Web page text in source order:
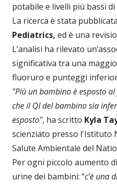
potabile e livelli più bassi
La ricerca è stata
Pediatrics, ed è una
L’analisi ha rilevato
significativa tra una
fluoruro e punteggi
"Più un bambino è esposto
che il QI del bambino sia
esposto", ha scritto Kyla
scienziato presso l'Istituto
Salute Ambientale del
Per ogni piccolo aumento
urine dei bambini: “c’è una